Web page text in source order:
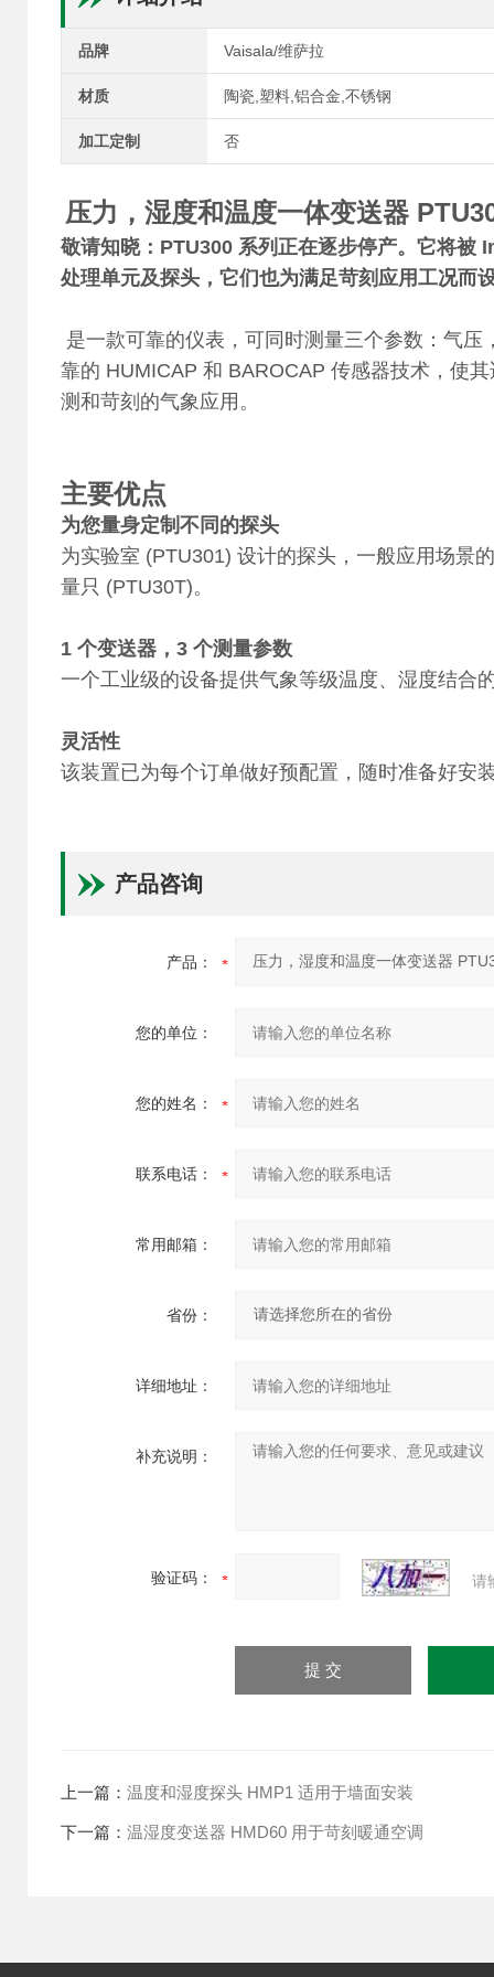
品牌 Vaisala/维萨拉
材质 陶瓷,塑料,铝合金,不锈钢
加工定制 否
压力，湿度和温度一体变送器
敬请知晓：PTU300 系列正在逐步停产。它将
处理单元及探头，它们也为满足苛刻应用工况而
是一款可靠的仪表，可同时测量三个参数：气
靠的 HUMICAP 和 BAROCAP 传感器技术，使
测和苛刻的气象应用。
主要优点
为您量身定制不同的探头
为实验室 (PTU301) 设计的探头，一般应用场景
量只 (PTU30T)。
1 个变送器，3 个测量参数
一个工业级的设备提供气象等级温度、湿度结合
灵活性
该装置已为每个订单做好预配置，随时准备好安
产品咨询
产品：
您的单位：
您的姓名：
联系电话：
常用邮箱：
省份：
详细地址：
补充说明：
验证码： 请
上一篇： 温度和湿度探头 HMP1 适用于墙面安装
下一篇： 温湿度变送器 HMD60 用于苛刻暖通空调